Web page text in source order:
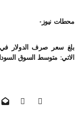
محطات نيوز-
بلغ سعر صرف الدولار في
الاتي: متوسط السوق السوداء: 7250 شراء و7350